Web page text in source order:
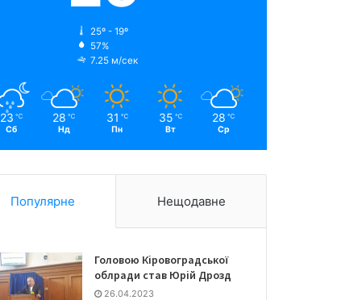
25º - 19º
57%
7.25 м/сек
23 ℃
Сб
28 ℃
Нд
31 ℃
Пн
35 ℃
Вт
28 ℃
Ср
Популярне Нещодавне
Головою Кіровоградської
облради став Юрій Дрозд
26.04.2023